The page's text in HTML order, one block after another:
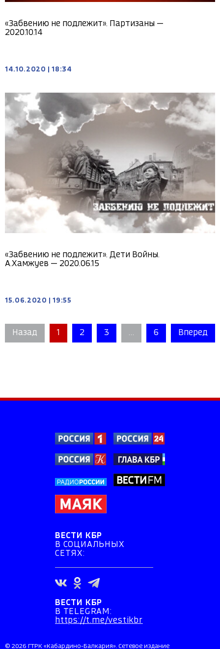
«Забвению не подлежит». Партизаны —
2020.10.14
14.10.2020 18:34
«Забвению не подлежит». Дети Войны.
А.Хамжуев — 2020.06.15
15.06.2020 19:55
Назад 1 2 3 6 Вперед
ВЕСТИ КБР
В СОЦИАЛЬНЫХ
СЕТЯХ:
ВЕСТИ КБР
В TELEGRAM:
https://t.me/vestikbr
© 2026 ГТРК «Кабардино-Балкария». Сетевое издание